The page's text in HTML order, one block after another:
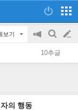
보기
공
지
on/off
검
색
글
쓰
10추글
의 행동